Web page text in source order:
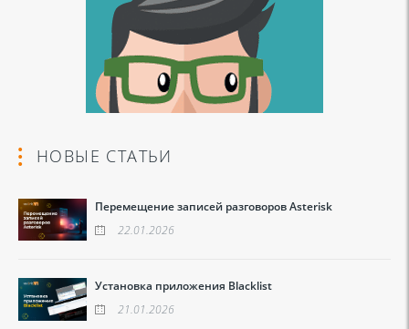
НОВЫЕ СТАТЬИ
Перемещение записей разговоров Asterisk
22.01.2026
Установка приложения Blacklist
21.01.2026